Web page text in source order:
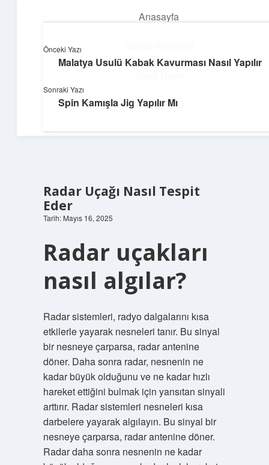
Anasayfa
Hakkımızda
Teknoloji ve İlham
Dijital dünyada keyifli bir macera!
Radar Uçağı Nasıl Tespit
Eder
Tarih: Mayıs 16, 2025
Radar uçakları
nasıl algılar?
Radar sistemleri, radyo dalgalarını kısa
etkilerle yayarak nesneleri tanır. Bu sinyal
bir nesneye çarparsa, radar antenine
döner. Daha sonra radar, nesnenin ne
kadar büyük olduğunu ve ne kadar hızlı
hareket ettiğini bulmak için yansıtan sinyali
arttırır. Radar sistemleri nesneleri kısa
darbelere yayarak algılayın. Bu sinyal bir
nesneye çarparsa, radar antenine döner.
Radar daha sonra nesnenin ne kadar
Önceki Yazı
Malatya Usulü Kabak Kavurması Nasıl Yapılır
Sonraki Yazı
Spin Kamışla Jig Yapılır Mı